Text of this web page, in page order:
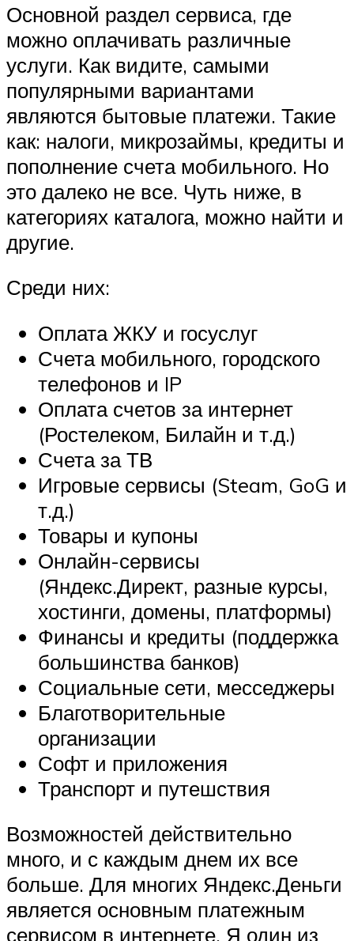
Основной раздел сервиса, где
можно оплачивать различные
услуги. Как видите, самыми
популярными вариантами
являются бытовые платежи. Такие
как: налоги, микрозаймы, кредиты и
пополнение счета мобильного. Но
это далеко не все. Чуть ниже, в
категориях каталога, можно найти и
другие.
Среди них:
Оплата ЖКУ и госуслуг
Счета мобильного, городского
телефонов и IP
Оплата счетов за интернет
(Ростелеком, Билайн и т.д.)
Счета за ТВ
Игровые сервисы (Steam, GoG и
т.д.)
Товары и купоны
Онлайн-сервисы
(Яндекс.Директ, разные курсы,
хостинги, домены, платформы)
Финансы и кредиты (поддержка
большинства банков)
Социальные сети, месседжеры
Благотворительные
организации
Софт и приложения
Транспорт и путешствия
Возможностей действительно
много, и с каждым днем их все
больше. Для многих Яндекс.Деньги
является основным платежным
сервисом в интернете. Я один из